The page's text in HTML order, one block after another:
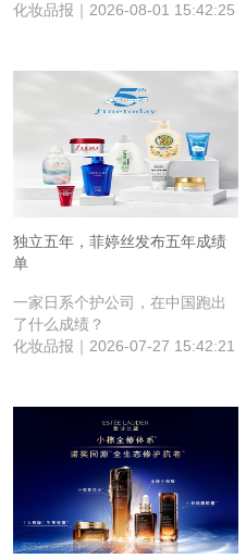
化妆品报｜2026-08-01 15:42:25
独立五年，菲婷丝发布五年成绩
单
一家日系个护公司，在中国跑出
了什么成绩？
化妆品报｜2026-07-27 15:42:21